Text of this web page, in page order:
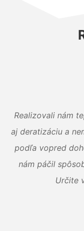
Realizovali nám
aj deratizáciu a
podľa vopred
nám páčil
Určite